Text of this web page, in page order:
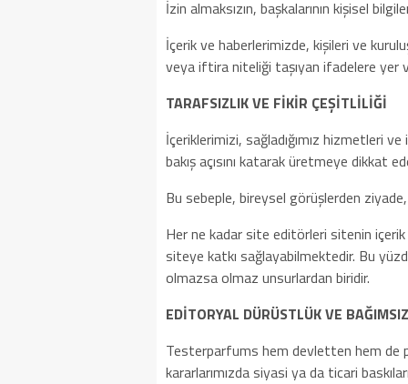
İzin almaksızın, başkalarının kişisel
İçerik ve haberlerimizde, kişileri ve
veya iftira niteliği taşıyan ifadelere yer
TARAFSIZLIK VE FİKİR ÇEŞİTLİLİĞİ
İçeriklerimizi, sağladığımız hizmetleri
bakış açısını katarak üretmeye dikkat
Bu sebeple, bireysel görüşlerden ziyade,
Her ne kadar site editörleri sitenin içerik
siteye katkı sağlayabilmektedir. Bu
olmazsa olmaz unsurlardan biridir.
EDİTORYAL DÜRÜSTLÜK VE
Testerparfums hem devletten hem de
kararlarımızda siyasi ya da ticari